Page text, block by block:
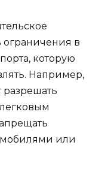
ограничения в
которую
Например,
или